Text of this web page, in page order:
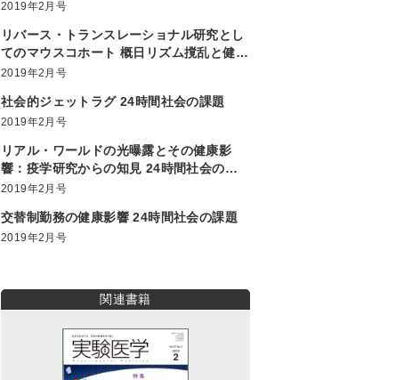
2019年2月号
リバース・トランスレーショナル研究とし
てのマウスコホート 概日リズム撹乱と健康
問題の因果性に挑む
2019年2月号
社会的ジェットラグ 24時間社会の課題
2019年2月号
リアル・ワールドの光曝露とその健康影
響：疫学研究からの知見 24時間社会の課
題
2019年2月号
交替制勤務の健康影響 24時間社会の課題
2019年2月号
関連書籍